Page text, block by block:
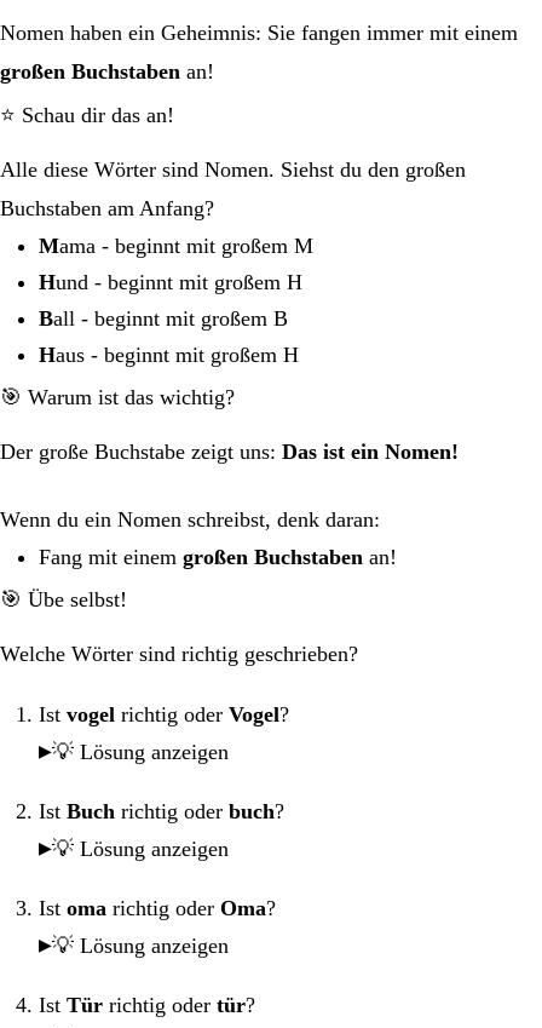
Nomen haben ein Geheimnis: Sie fangen immer mit einem
großen Buchstaben an!
⭐ Schau dir das an!
Alle diese Wörter sind Nomen. Siehst du den großen
Buchstaben am Anfang?
Mama - beginnt mit großem M
Hund - beginnt mit großem H
Ball - beginnt mit großem B
Haus - beginnt mit großem H
🎯 Warum ist das wichtig?
Der große Buchstabe zeigt uns: Das ist ein Nomen!
Wenn du ein Nomen schreibst, denk daran:
Fang mit einem großen Buchstaben an!
🎯 Übe selbst!
Welche Wörter sind richtig geschrieben?
Ist vogel richtig oder Vogel?
💡 Lösung anzeigen
Ist Buch richtig oder buch?
💡 Lösung anzeigen
Ist oma richtig oder Oma?
💡 Lösung anzeigen
Ist Tür richtig oder tür?